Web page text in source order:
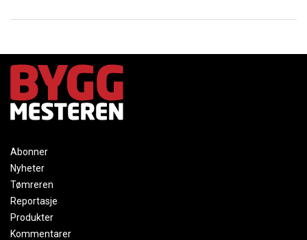
Abonner
Nyheter
Tømreren
Reportasje
Produkter
Kommentarer